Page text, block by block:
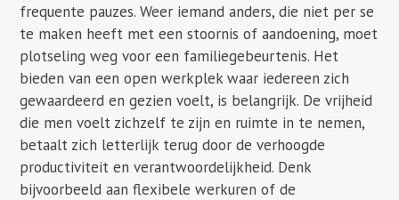
frequente pauzes. Weer iemand anders, die niet per se
te maken heeft met een stoornis of aandoening, moet
plotseling weg voor een familiegebeurtenis. Het
bieden van een open werkplek waar iedereen zich
gewaardeerd en gezien voelt, is belangrijk. De vrijheid
die men voelt zichzelf te zijn en ruimte in te nemen,
betaalt zich letterlijk terug door de verhoogde
productiviteit en verantwoordelijkheid. Denk
bijvoorbeeld aan flexibele werkuren of de